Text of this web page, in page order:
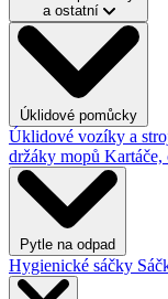
a ostatní
Úklidové pomůcky
Úklidové vozíky a
držáky mopů Kartáče,
Pytle na odpad
Hygienické sáčky